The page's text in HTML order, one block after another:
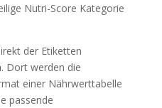
Nutri-Score Kategorie
der Etiketten
Dort werden die
einer Nährwerttabelle
passende